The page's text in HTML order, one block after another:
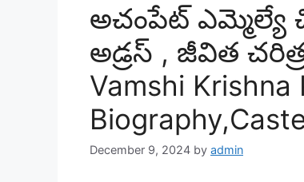
అచంపేట్ ఎమ్మెల్యే
అడ్రస్ , జీవిత
Vamshi Krishna
December 9, 2024 by admin